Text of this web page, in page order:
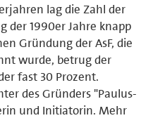
lag die Zahl der
der 1990er Jahre knapp
Gründung der AsF, die
wurde, betrug der
fast 30 Prozent.
des Gründers "Paulus-
und Initiatorin. Mehr